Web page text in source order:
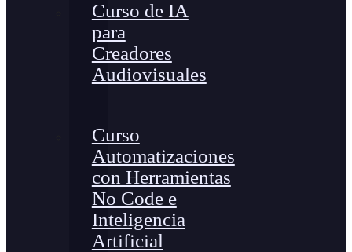
Curso de IA
para
Creadores
Audiovisuales
Curso
Automatizaciones
con Herramientas
No Code e
Inteligencia
Artificial